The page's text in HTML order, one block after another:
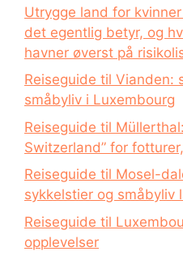
Utrygge land for
det egentlig betyr, og
havner øverst på
Reiseguide til Vianden:
småbyliv i Luxembourg
Reiseguide til
Switzerland” for
Reiseguide til Mosel-
sykkelstier og småbyliv
Reiseguide til
opplevelser